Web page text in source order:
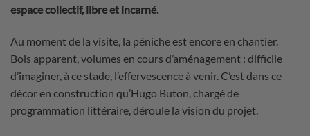
espace collectif, libre et incarné.
Au moment de la visite, la péniche est encore en chantier.
Bois apparent, volumes en cours d’aménagement : difficile
d’imaginer, à ce stade, l’effervescence à venir. C’est dans ce
décor en construction qu’Hugo Buton, chargé de
programmation littéraire, déroule la vision du projet.